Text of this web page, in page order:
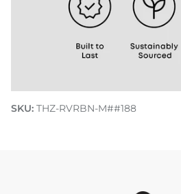
SKU: THZ-RVRBN-M##188